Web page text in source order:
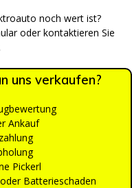
noch wert ist?
oder kontaktieren Sie
uns verkaufen?
Ankauf
Pickerl
Batterieschaden